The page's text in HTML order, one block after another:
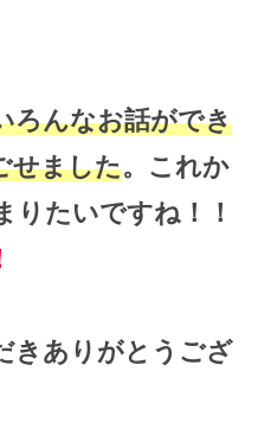
ろんなお話ができ
せました。これか
りたいですね！！
きありがとうござ